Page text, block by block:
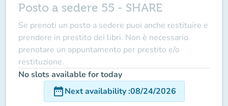
Posto a sedere 55 - SHARE
Se prenoti un posto a sedere puoi anche restituire e
prendere in prestito dei libri. Non è necessario
prenotare un appuntamento per prestito e/o
restituzione.
No slots available for today
date_rangeNext availability:08/24/2026